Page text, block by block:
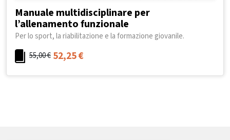
Manuale multidisciplinare per
l’allenamento funzionale
Per lo sport, la riabilitazione e la formazione giovanile.
55,00€ 52,25€